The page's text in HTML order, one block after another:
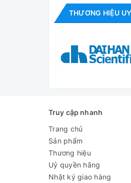
THƯƠNG HIỆU
Truy cập nhanh
Trang chủ
Sản phẩm
Thương hiệu
Uỷ quyền hãng
Nhật ký giao hàng